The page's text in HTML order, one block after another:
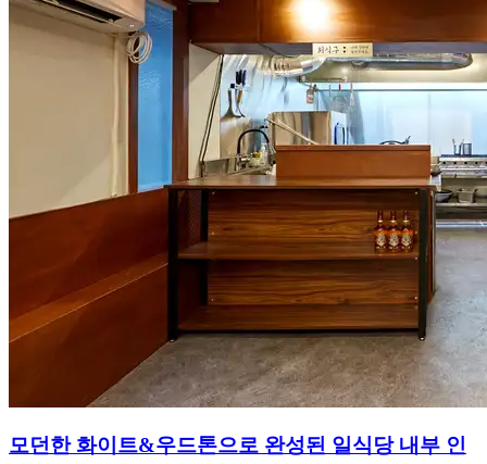
모던한 화이트&우드톤으로 완성된 일식당 내부 인